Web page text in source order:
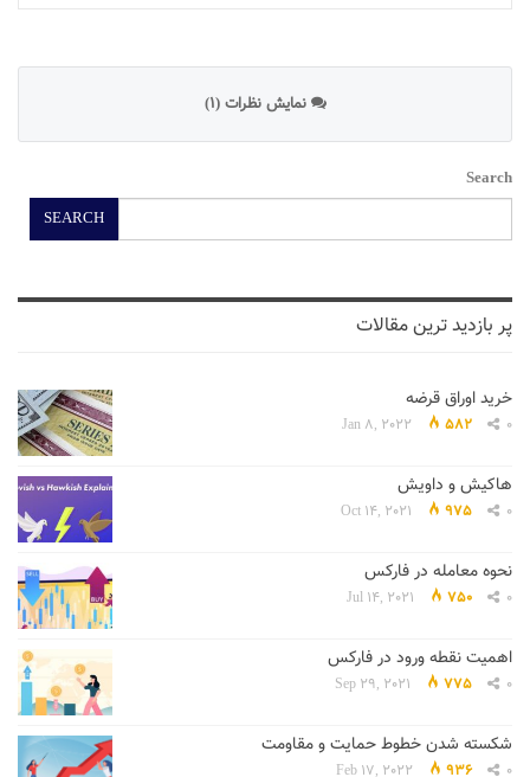
نمایش نظرات (1)
Search
SEARCH
پر بازدید ترین مقالات
خرید اوراق قرضه
Jan 8, 2022 582 0
هاکیش و داویش
Oct 14, 2021 975 0
نحوه معامله در فارکس
Jul 14, 2021 750 0
اهمیت نقطه ورود در فارکس
Sep 29, 2021 775 0
شکسته شدن خطوط حمایت و مقاومت
Feb 17, 2022 936 0